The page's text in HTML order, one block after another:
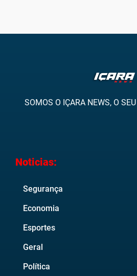
SOMOS O IÇARA NEWS, O
Noticias:
Segurança
Economia
Esportes
Geral
Política